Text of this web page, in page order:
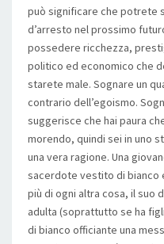
può significare che potrete
d’arresto nel prossimo
possedere ricchezza,
politico ed economico che
starete male. Sognare un
contrario dell’egoismo.
suggerisce che hai paura
morendo, quindi sei in uno
una vera ragione. Una
sacerdote vestito di bianco
più di ogni altra cosa, il suo
adulta (soprattutto se ha
di bianco officiante una